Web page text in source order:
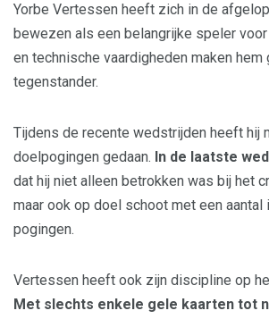
Yorbe Vertessen heeft zich in de
bewezen als een belangrijke speler voor
en technische vaardigheden maken hem
tegenstander.
Tijdens de recente wedstrijden heeft hij
doelpogingen gedaan. In de laatste
dat hij niet alleen betrokken was bij het
maar ook op doel schoot met een aantal
pogingen.
Vertessen heeft ook zijn discipline op
Met slechts enkele gele kaarten tot